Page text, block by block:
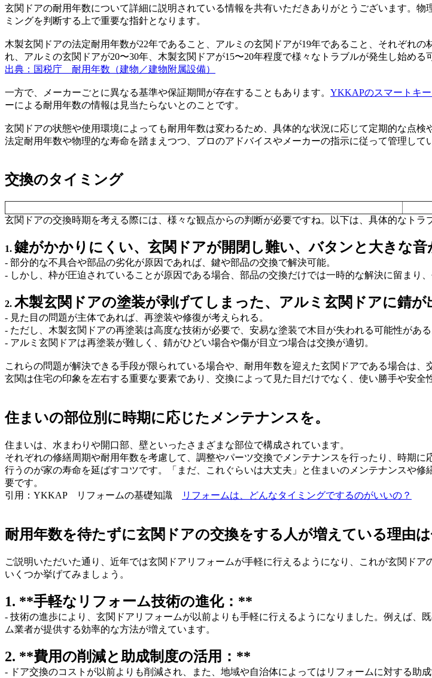
玄関ドアの耐用年数について詳細に説明されている情報を共有いただきありがとうございます。
ミングを判断する上で重要な指針となります。
木製玄関ドアの法定耐用年数が22年であること、アルミの玄関ドアが19年であること、それぞれ
れ、アルミの玄関ドアが20〜30年、木製玄関ドアが15〜20年程度で様々なトラブルが発生し始める
出典：国税庁 耐用年数（建物／建物附属設備）
一方で、メーカーごとに異なる基準や保証期間が存在することもあります。 YKKAPのスマートキ
ーによる耐用年数の情報は見当たらないとのことです。
玄関ドアの状態や使用環境によっても耐用年数は変わるため、具体的な状況に応じて定期的な点
法定耐用年数や物理的な寿命を踏まえつつ、プロのアドバイスやメーカーの指示に従って管理して
交換のタイミング
玄関ドアの交換時期を考える際には、様々な観点からの判断が必要ですね。以下は、具体的なトラ
1. 鍵がかかりにくい、玄関ドアが開閉し難い、バタンと大きな音
- 部分的な不具合や部品の劣化が原因であれば、鍵や部品の交換で解決可能。
- しかし、枠が圧迫されていることが原因である場合、部品の交換だけでは一時的な解決に留まり、
2. 木製玄関ドアの塗装が剥げてしまった、アルミ玄関ドアに錆
- 見た目の問題が主体であれば、再塗装や修復が考えられる。
- ただし、木製玄関ドアの再塗装は高度な技術が必要で、安易な塗装で木目が失われる可能性がある
- アルミ玄関ドアは再塗装が難しく、錆がひどい場合や傷が目立つ場合は交換が適切。
これらの問題が解決できる手段が限られている場合や、耐用年数を迎えた玄関ドアである場合は、
玄関は住宅の印象を左右する重要な要素であり、交換によって見た目だけでなく、使い勝手や安全
住まいの部位別に時期に応じたメンテナンスを。
住まいは、水まわりや開口部、壁といったさまざまな部位で構成されています。
それぞれの修繕周期や耐用年数を考慮して、調整やパーツ交換でメンテナンスを行ったり、時期
行うのが家の寿命を延ばすコツです。「まだ、これぐらいは大丈夫」と住まいのメンテナンスや
要です。
引用：YKKAP リフォームの基礎知識
リフォームは、どんなタイミングでするのがいいの？
耐用年数を待たずに玄関ドアの交換をする人が増えている理由
ご説明いただいた通り、近年では玄関ドアリフォームが手軽に行えるようになり、これが玄関ド
いくつか挙げてみましょう。
1. **手軽なリフォーム技術の進化：**
- 技術の進歩により、玄関ドアリフォームが以前よりも手軽に行えるようになりました。例えば
ム業者が提供する効率的な方法が増えています。
2. **費用の削減と助成制度の活用：**
- ドア交換のコストが以前よりも削減され、また、地域や自治体によってはリフォームに対する